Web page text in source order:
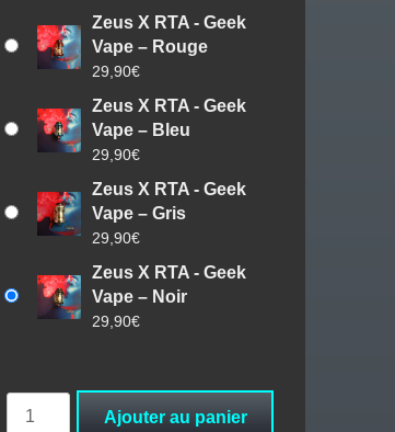
Zeus X RTA - Geek
Vape – Rouge
29,90€
Zeus X RTA - Geek
Vape – Bleu
29,90€
Zeus X RTA - Geek
Vape – Gris
29,90€
Zeus X RTA - Geek
Vape – Noir
29,90€
Ajouter au panier